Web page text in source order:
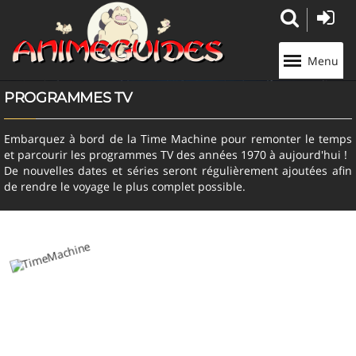
Menu
PROGRAMMES TV
Embarquez à bord de la Time Machine pour remonter le temps
et parcourir les programmes TV des années 1970 à aujourd'hui !
De nouvelles dates et séries seront régulièrement ajoutées afin
de rendre le voyage le plus complet possible.
Panneau de gestion des cookies